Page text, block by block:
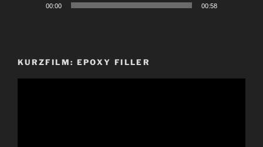
00:00 00:58
KURZFILM: EPOXY FILLER